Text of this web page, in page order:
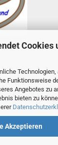
Cookies
Technologien,
Funktionsweise
Angebotes zu
bieten zu
Akzeptieren